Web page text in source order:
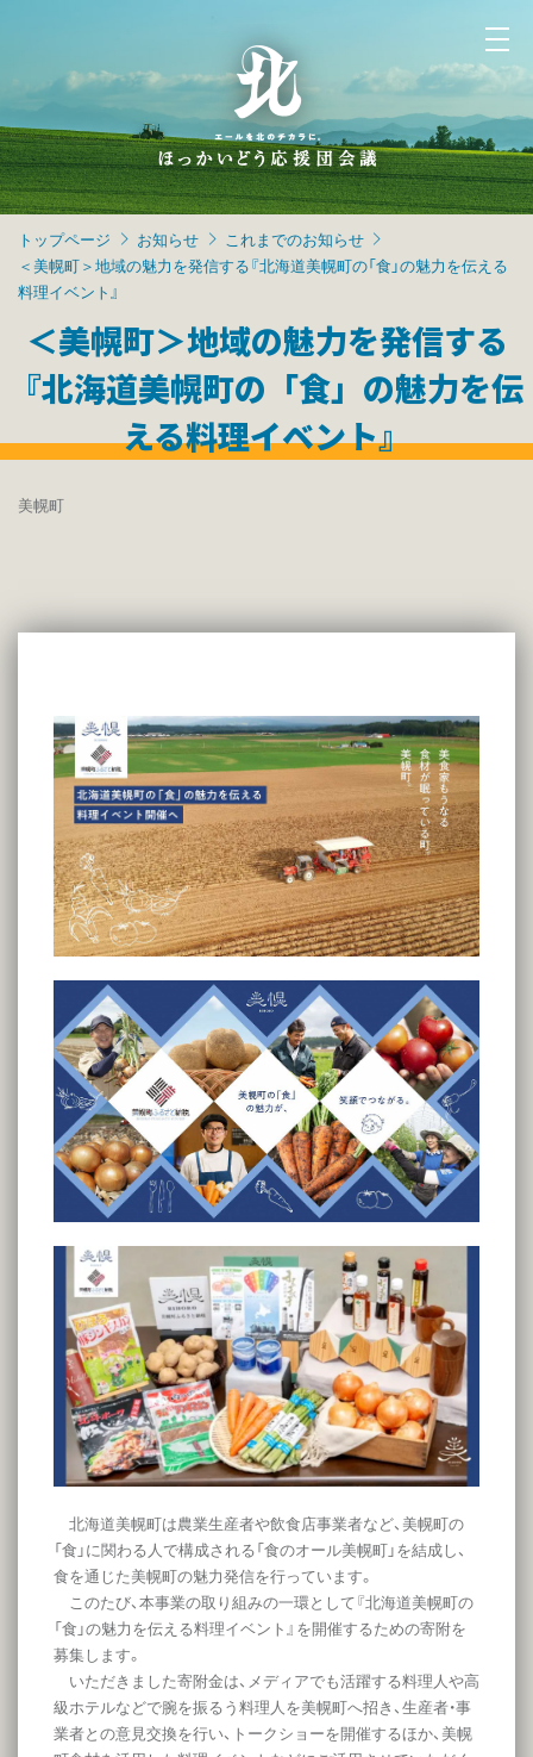
トップページ お知らせ
これまでのお知らせ
＜美幌町＞地域の魅力を発信する『北海道美幌町の「食」の魅力を伝える
料理イベント』
＜美幌町＞地域の魅力を発信する
『北海道美幌町の「食」の魅力を伝
える料理イベント』
美幌町
北海道美幌町は農業生産者や飲食店事業者など、美幌町の
「食」に関わる人で構成される「食のオール美幌町」を結成し、
食を通じた美幌町の魅力発信を行っています。
このたび、本事業の取り組みの一環として『北海道美幌町の
「食」の魅力を伝える料理イベント』を開催するための寄附を
募集します。
いただきました寄附金は、メディアでも活躍する料理人や高
級ホテルなどで腕を振るう料理人を美幌町へ招き、生産者・事
業者との意見交換を行い、トークショーを開催するほか、美幌